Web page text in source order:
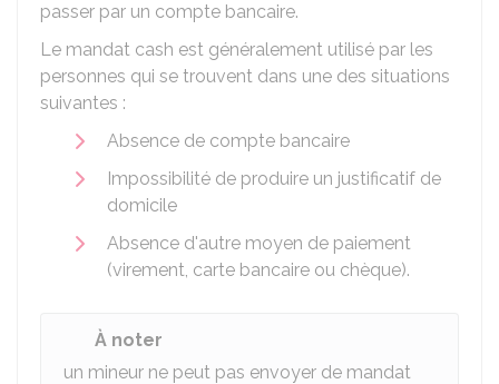
passer par un compte bancaire.
Le mandat cash est généralement utilisé par les
personnes qui se trouvent dans une des situations
suivantes :
Absence de compte bancaire
Impossibilité de produire un justificatif de
domicile
Absence d'autre moyen de paiement
(virement, carte bancaire ou chèque).
À noter
un mineur ne peut pas envoyer de mandat